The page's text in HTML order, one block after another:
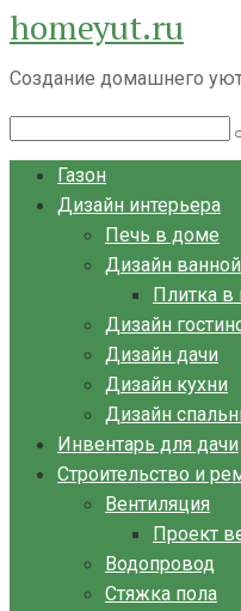
Перейти
к
контенту
homeyut.ru
Создание домашнего
Газон
Дизайн интерьера
Печь в доме
Дизайн ванной
Плитка в
Дизайн
Дизайн дачи
Дизайн кухни
Дизайн
Инвентарь для дачи
Строительство и
Вентиляция
Проект
Водопровод
Стяжка пола